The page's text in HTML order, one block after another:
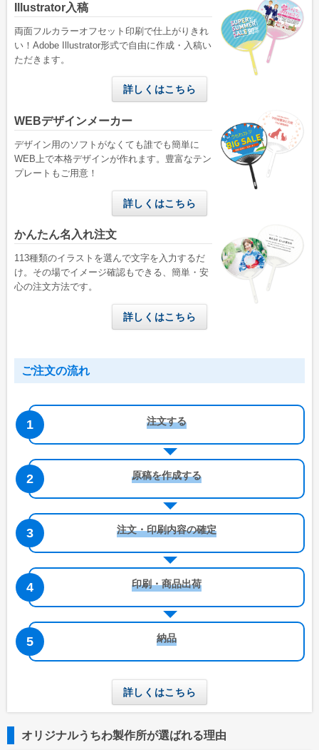
Illustrator入稿
両面フルカラーオフセット印刷で仕上がりきれ
い！Adobe Illustrator形式で自由に作成・入稿い
ただきます。
詳しくはこちら
WEBデザインメーカー
デザイン用のソフトがなくても誰でも簡単に
WEB上で本格デザインが作れます。豊富なテン
プレートもご用意！
詳しくはこちら
かんたん名入れ注文
113種類のイラストを選んで文字を入力するだ
け。その場でイメージ確認もできる、簡単・安
心の注文方法です。
詳しくはこちら
ご注文の流れ
注文する
原稿を作成する
注文・印刷内容の確定
印刷・商品出荷
納品
詳しくはこちら
オリジナルうちわ製作所が選ばれる理由